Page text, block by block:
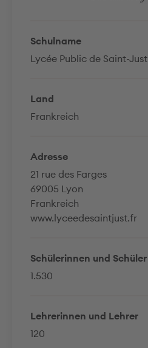
Schulname
Lycée Public de Saint-Just
Land
Frankreich
Adresse
21 rue des Farges
69005 Lyon
Frankreich
www.lyceedesaintjust.fr
Schülerinnen und Schüler
1.530
Lehrerinnen und Lehrer
120